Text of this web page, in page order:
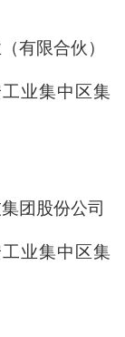
有限合伙）
业集中区集
团股份公司
业集中区集